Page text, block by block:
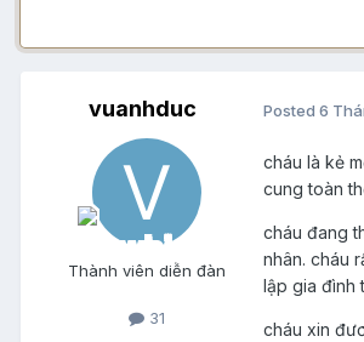
vuanhduc
Thành viên diễn đàn
31
Posted 6
cháu là kẻ
cung toàn
cháu đang
nhân. cháu
lập gia đình
cháu xin